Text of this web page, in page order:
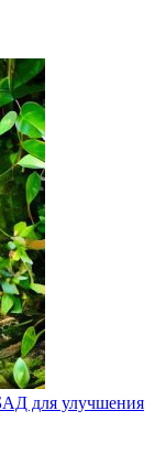
для улучшения